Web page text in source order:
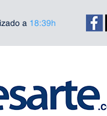
a 18:39h